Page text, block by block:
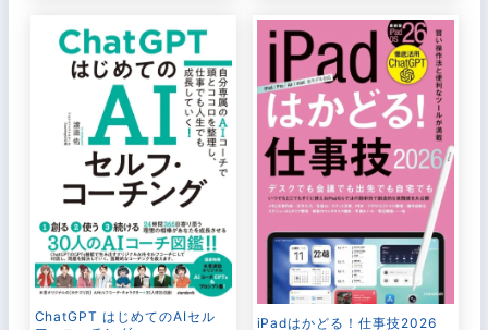
ChatGPT はじめてのAIセル
iPadはかどる！仕事技2026